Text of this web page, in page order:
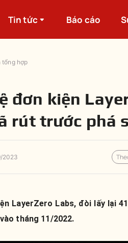
Tin tức Báo cáo
tổng hợp
đơn kiện
rút trước phá
2023
LayerZero Labs, đòi lấy lại
tháng 11/2022.